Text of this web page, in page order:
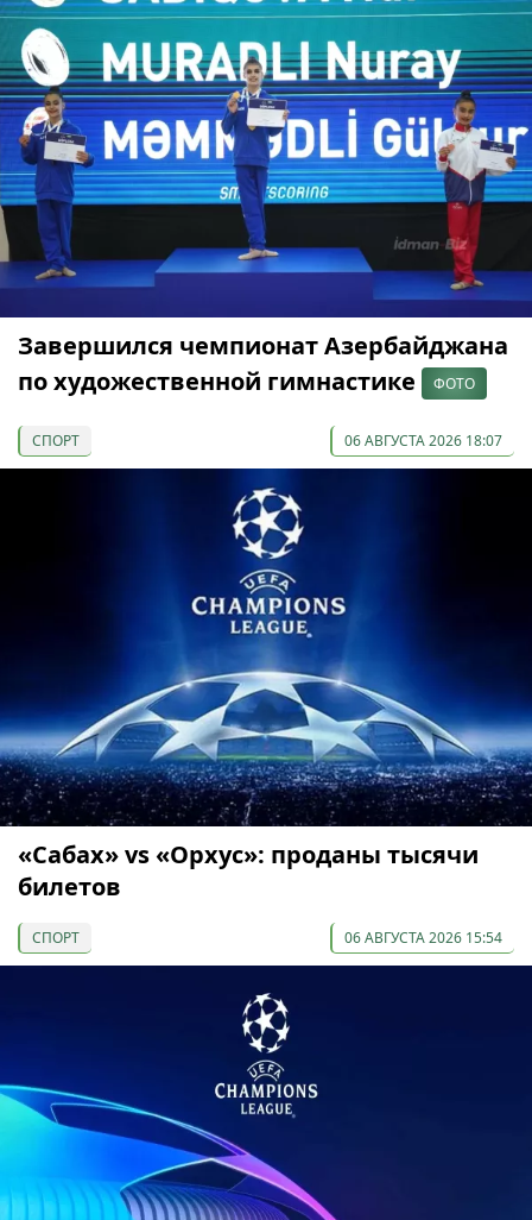
Завершился чемпионат Азербайджана
по художественной гимнастике
ФОТО
СПОРТ 06 АВГУСТА 2026 18:07
«Сабах» vs «Орхус»: проданы тысячи
билетов
СПОРТ 06 АВГУСТА 2026 15:54